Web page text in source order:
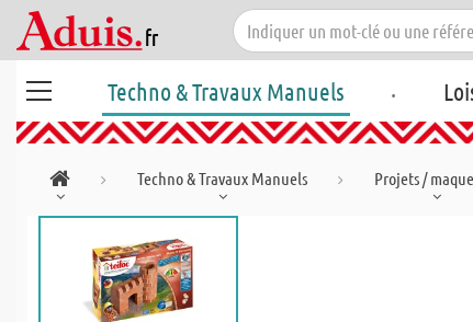
Techno & Travaux Manuels .
Techno & Travaux Manuels Projets /